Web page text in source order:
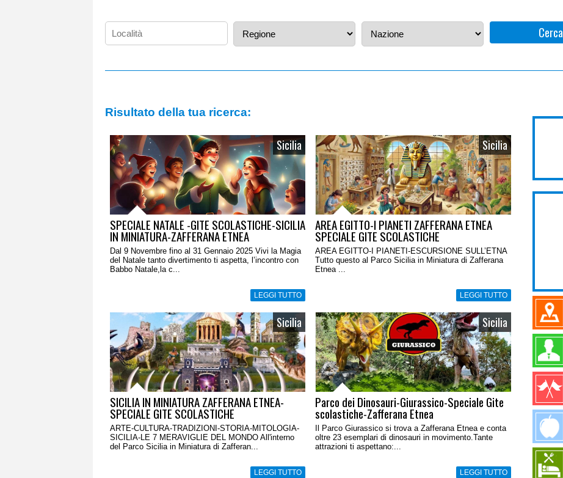
Cerca
Risultato della tua ricerca:
Sicilia
SPECIALE NATALE -GITE SCOLASTICHE-SICILIA
IN MINIATURA-ZAFFERANA ETNEA
Dal 9 Novembre fino al 31 Gennaio 2025 Vivi la Magia
del Natale tanto divertimento ti aspetta, l’incontro con
Babbo Natale,la c...
LEGGI TUTTO
Sicilia
AREA EGITTO-I PIANETI ZAFFERANA ETNEA
SPECIALE GITE SCOLASTICHE
AREA EGITTO-I PIANETI-ESCURSIONE SULL’ETNA
Tutto questo al Parco Sicilia in Miniatura di Zafferana
Etnea ...
LEGGI TUTTO
Sicilia
SICILIA IN MINIATURA ZAFFERANA ETNEA-
SPECIALE GITE SCOLASTICHE
ARTE-CULTURA-TRADIZIONI-STORIA-MITOLOGIA-
SICILIA-LE 7 MERAVIGLIE DEL MONDO All'interno
del Parco Sicilia in Miniatura di Zafferan...
LEGGI TUTTO
Sicilia
Parco dei Dinosauri-Giurassico-Speciale Gite
scolastiche-Zafferana Etnea
Il Parco Giurassico si trova a Zafferana Etnea e conta
oltre 23 esemplari di dinosauri in movimento.Tante
attrazioni ti aspettano:...
LEGGI TUTTO